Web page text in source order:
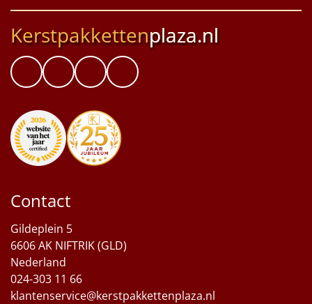
Kerstpakkettenplaza.nl
Contact
Gildeplein 5
6606 AK NIFTRIK (GLD)
Nederland
024-303 11 66
klantenservice@kerstpakkettenplaza.nl